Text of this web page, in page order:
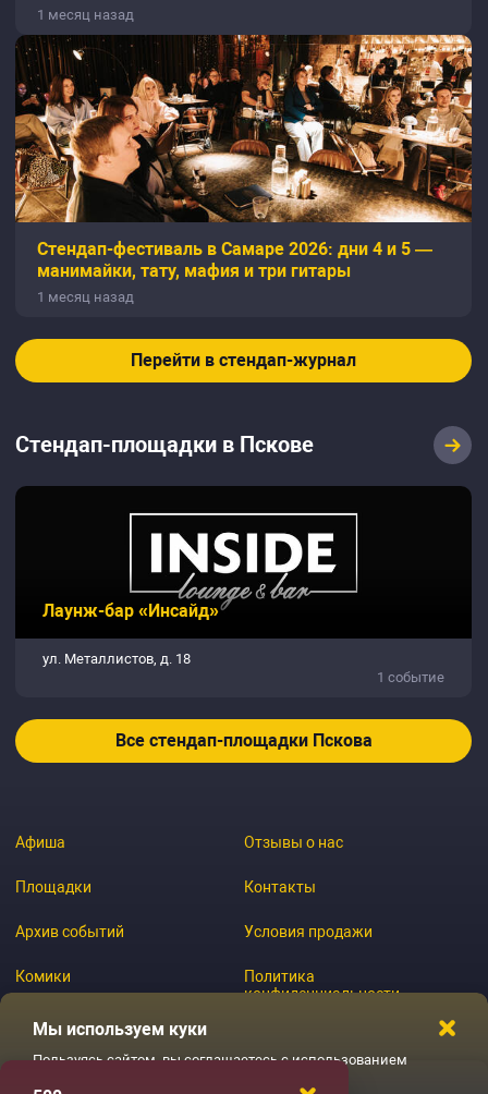
1 месяц назад
Стендап-фестиваль в Самаре 2026: дни 4 и 5 —
манимайки, тату, мафия и три гитары
1 месяц назад
Перейти в стендап-журнал
Стендап-площадки в Пскове
Лаунж-бар «Инсайд»
ул. Металлистов, д. 18
1 событие
Все стендап-площадки Пскова
Афиша
Площадки
Архив событий
Комики
Журнал
Отзывы о нас
Контакты
Условия продажи
Политика
конфиденциальности
Мы используем куки
Пользуясь сайтом, вы соглашаетесь с использованием